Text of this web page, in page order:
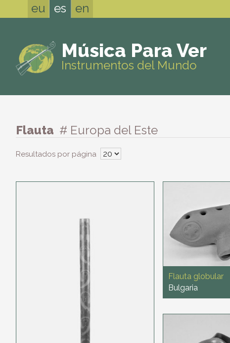
eu es en
Música Para Ver
Instrumentos del Mundo
Flauta # Europa del Este
Resultados por página
Flauta globular
Bulgaria